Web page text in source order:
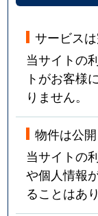
サービス
当サイトの
トがお客様
りません。
物件は公
当サイトの
や個人情報
ることはあ